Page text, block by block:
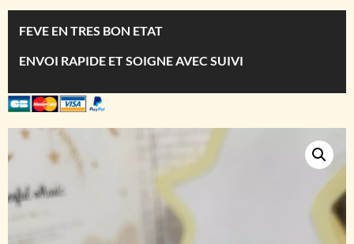
FEVE EN TRES BON ETAT
ENVOI RAPIDE ET SOIGNE AVEC SUIVI